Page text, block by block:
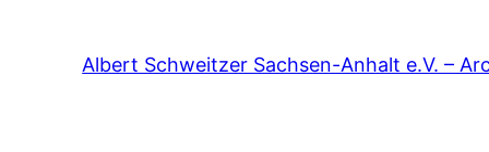
Albert Schweitzer Sachsen-Anhalt e.V. –